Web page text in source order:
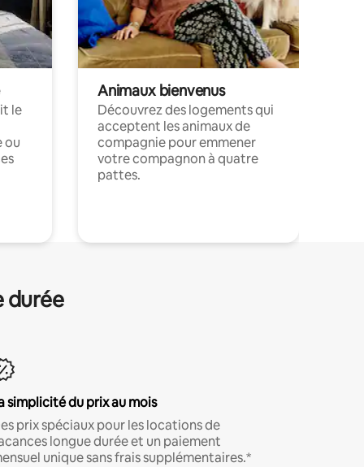
le
ou
Animaux bienvenus
Découvrez des logements qui
acceptent les animaux de
compagnie pour emmener
votre compagnon à quatre
pattes.
durée
simplicité du prix au mois
prix spéciaux pour les locations de
longue durée et un paiement
unique sans frais supplémentaires.*